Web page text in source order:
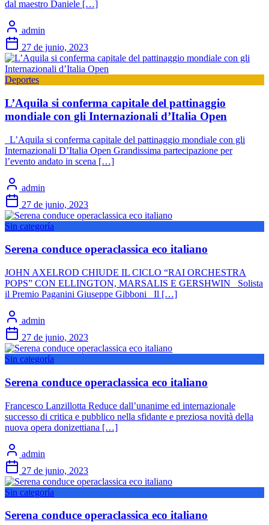
dal maestro Daniele […]
admin
27 de junio, 2023
Deportes
L’Aquila si conferma capitale del pattinaggio
mondiale con gli Internazionali d’Italia Open
L’Aquila si conferma capitale del pattinaggio mondiale con gli
Internazionali D’Italia Open Grandissima partecipazione per
l’evento andato in scena […]
admin
27 de junio, 2023
Sin categoría
Serena conduce operaclassica eco italiano
JOHN AXELROD CHIUDE IL CICLO “RAI ORCHESTRA
POPS” CON ELLINGTON, MARSALIS E GERSHWIN Solista
il Premio Paganini Giuseppe Gibboni Il […]
admin
27 de junio, 2023
Sin categoría
Serena conduce operaclassica eco italiano
Francesco Lanzillotta Reduce dall’unanime ed internazionale
successo di critica e pubblico nella sfidante e preziosa novità della
nuova opera donizettiana […]
admin
27 de junio, 2023
Sin categoría
Serena conduce operaclassica eco italiano